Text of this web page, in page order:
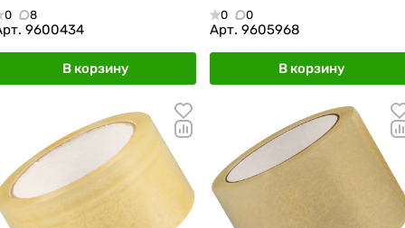
0 8
9600434
В корзину
0 0
Арт. 9605968
В корзину